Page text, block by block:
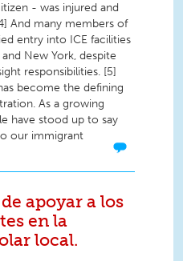
- was injured and
And many members of
entry into ICE facilities
New York, despite
responsibilities. [5]
become the defining
As a growing
have stood up to say
our immigrant
apoyar a los
en la
local.